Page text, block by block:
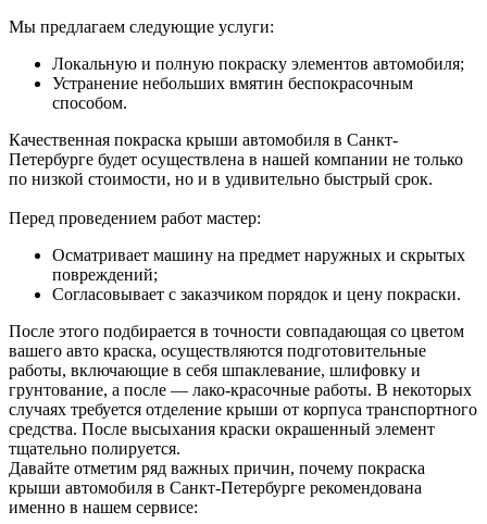
Мы предлагаем следующие услуги:
Локальную и полную покраску элементов автомобиля;
Устранение небольших вмятин беспокрасочным
способом.
Качественная покраска крыши автомобиля в Санкт-
Петербурге будет осуществлена в нашей компании не только
по низкой стоимости, но и в удивительно быстрый срок.
Перед проведением работ мастер:
Осматривает машину на предмет наружных и скрытых
повреждений;
Согласовывает с заказчиком порядок и цену покраски.
После этого подбирается в точности совпадающая со цветом
вашего авто краска, осуществляются подготовительные
работы, включающие в себя шпаклевание, шлифовку и
грунтование, а после — лако-красочные работы. В некоторых
случаях требуется отделение крыши от корпуса транспортного
средства. После высыхания краски окрашенный элемент
тщательно полируется.
Давайте отметим ряд важных причин, почему покраска
крыши автомобиля в Санкт-Петербурге рекомендована
именно в нашем сервисе: